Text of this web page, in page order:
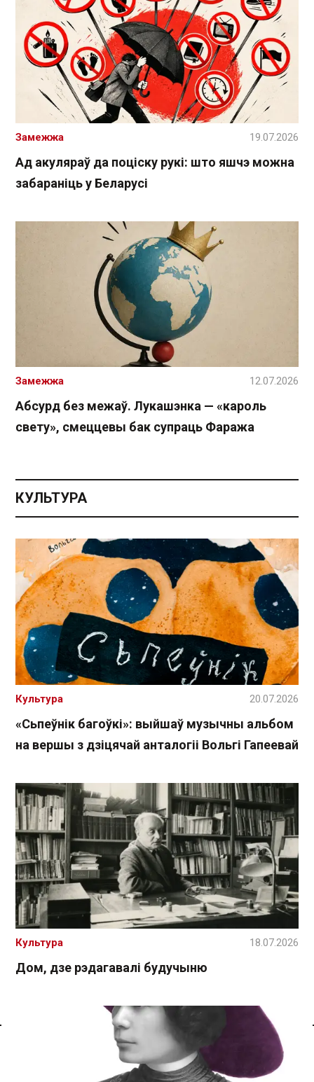
Спасылка без VPN
Ад акуляраў да поціску рукі: што яшчэ можна
забараніць у Беларусі
Замежжа 19.07.2026
Абсурд без межаў. Лукашэнка — «кароль
свету», смеццевы бак супраць Фаража
Замежжа 12.07.2026
КУЛЬТУРА
«Сьпеўнік багоўкі»: выйшаў музычны альбом
на вершы з дзіцячай анталогіі Вольгі Гапеевай
Культура 20.07.2026
Дом, дзе рэдагавалі будучыню
Культура 18.07.2026